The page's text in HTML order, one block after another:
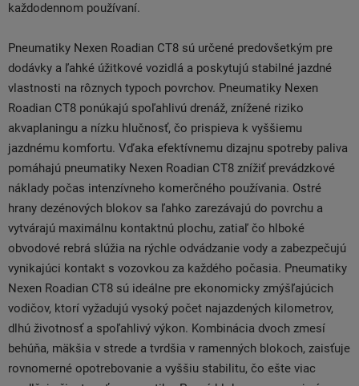
každodennom používaní.
Pneumatiky Nexen Roadian CT8 sú určené predovšetkým pre
dodávky a ľahké úžitkové vozidlá a poskytujú stabilné jazdné
vlastnosti na rôznych typoch povrchov. Pneumatiky Nexen
Roadian CT8 ponúkajú spoľahlivú drenáž, znížené riziko
akvaplaningu a nízku hlučnosť, čo prispieva k vyššiemu
jazdnému komfortu. Vďaka efektívnemu dizajnu spotreby paliva
pomáhajú pneumatiky Nexen Roadian CT8 znížiť prevádzkové
náklady počas intenzívneho komerčného používania. Ostré
hrany dezénových blokov sa ľahko zarezávajú do povrchu a
vytvárajú maximálnu kontaktnú plochu, zatiaľ čo hlboké
obvodové rebrá slúžia na rýchle odvádzanie vody a zabezpečujú
vynikajúci kontakt s vozovkou za každého počasia. Pneumatiky
Nexen Roadian CT8 sú ideálne pre ekonomicky zmýšľajúcich
vodičov, ktorí vyžadujú vysoký počet najazdených kilometrov,
dlhú životnosť a spoľahlivý výkon. Kombinácia dvoch zmesí
behúňa, mäkšia v strede a tvrdšia v ramenných blokoch, zaisťuje
rovnomerné opotrebovanie a vyššiu stabilitu, čo ešte viac